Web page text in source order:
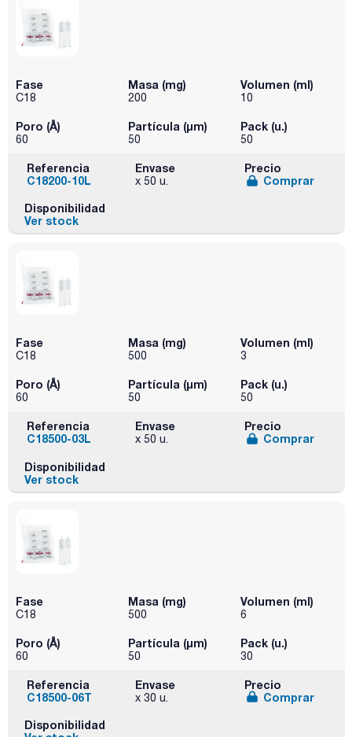
Fase
C18
Masa (mg)
200
Volumen (ml)
10
Poro (Å)
60
Partícula (μm)
50
Pack (u.)
50
Referencia
C18200-10L
Envase
x 50 u.
Precio
Comprar
Disponibilidad
Ver stock
Fase
C18
Masa (mg)
500
Volumen (ml)
3
Poro (Å)
60
Partícula (μm)
50
Pack (u.)
50
Referencia
C18500-03L
Envase
x 50 u.
Precio
Comprar
Disponibilidad
Ver stock
Fase
C18
Masa (mg)
500
Volumen (ml)
6
Poro (Å)
60
Partícula (μm)
50
Pack (u.)
30
Referencia
C18500-06T
Envase
x 30 u.
Precio
Comprar
Disponibilidad